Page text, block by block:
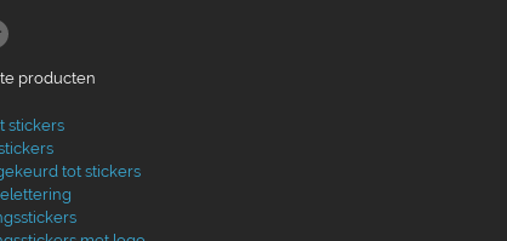
producten
stickers
tot stickers